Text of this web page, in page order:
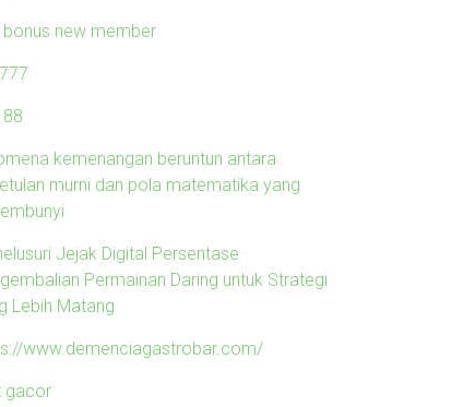
new member
kemenangan beruntun antara
murni dan pola matematika yang
Jejak Digital Persentase
Permainan Daring untuk Strategi
Lebih Matang
www.demenciagastrobar.com/
gacor